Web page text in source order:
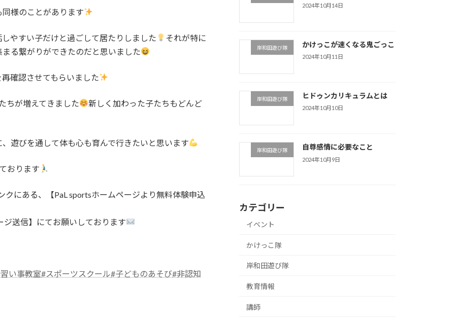
様のことがあります
やすい子だけと過ごして居たりしました
それが特に
る繋がりができたのだと思いました
確認させてもらいました
ちが増えてきました 新しく加わった子たちもどんど
遊びを通して体も心も育んで行きたいと思います
おります
にある、【PaL sportsホームページより無料体験申込
送信】にてお願いしております
い事教室#スポーツスクール#子どものあそび#非認知
2024年10月14日
岸和田遊び隊 かけっこが速くなる鬼ごっこ
2024年10月11日
岸和田遊び隊 ヒドゥンカリキュラムとは
2024年10月10日
岸和田遊び隊 自尊感情に必要なこと
2024年10月9日
カテゴリー
イベント
かけっこ隊
岸和田遊び隊
教育情報
講師